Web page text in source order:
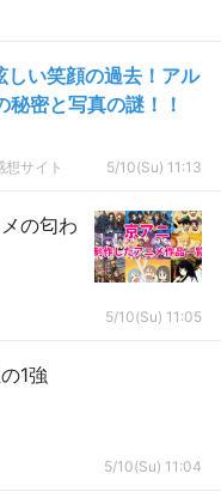
しい笑顔の過去！アル
密と写真の謎！！
サイト 5/10(Su) 11:13
の匂わ
5/10(Su) 11:05
1強
5/10(Su) 11:04